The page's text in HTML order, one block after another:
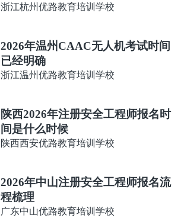
浙江杭州优路教育培训学校
2026年温州CAAC无人机考试时间
已经明确
浙江温州优路教育培训学校
陕西2026年注册安全工程师报名时
间是什么时候
陕西西安优路教育培训学校
2026年中山注册安全工程师报名流
程梳理
广东中山优路教育培训学校